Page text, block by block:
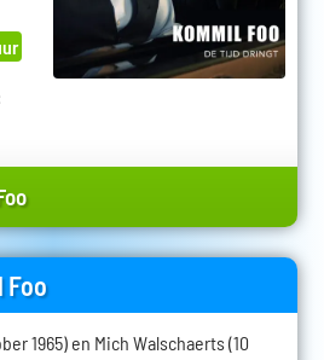
Foo
1965) en Mich Walschaerts (10